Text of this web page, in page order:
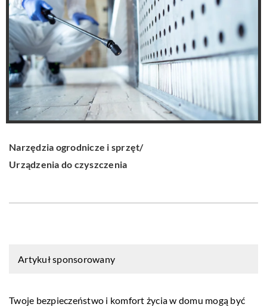
Narzędzia ogrodnicze i sprzęt/
Urządzenia do czyszczenia
Artykuł sponsorowany
Twoje bezpieczeństwo i komfort życia w domu mogą być